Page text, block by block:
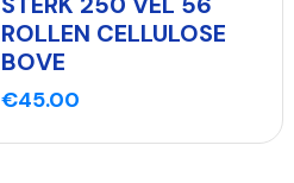
ROLLEN CELLULOSE
BOVE
€45.00